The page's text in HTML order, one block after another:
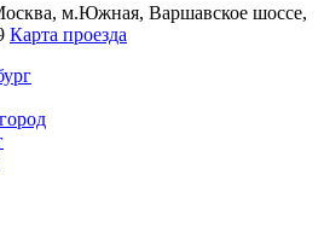
м.Южная, Варшавское шоссе,
Карта проезда